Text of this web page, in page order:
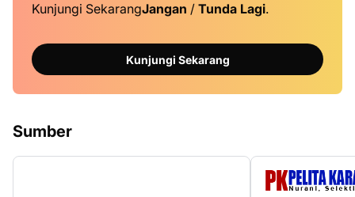
Kunjungi SekarangJangan / Tunda Lagi.
Kunjungi Sekarang
Sumber